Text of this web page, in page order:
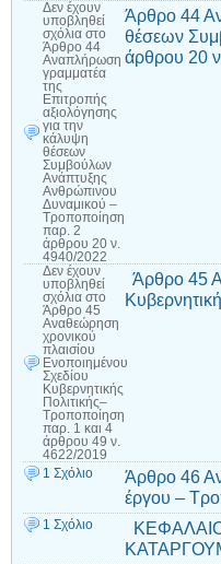
Δεν έχουν
υποβληθεί
σχόλια στο
Άρθρο 44
Αναπλήρωση
γραμματέα
της
Επιτροπής
αξιολόγησης
για την
κάλυψη
θέσεων
Συμβούλων
Ανάπτυξης
Ανθρώπινου
Δυναμικού –
Τροποποίηση
παρ. 2
άρθρου 20 ν.
4940/2022
Άρθρο 44
θέσεων
άρθρου 20
Δεν έχουν
υποβληθεί
σχόλια στο
Άρθρο 45
Αναθεώρηση
χρονικού
πλαισίου
Ενοποιημένου
Σχεδίου
Κυβερνητικής
Πολιτικής–
Τροποποίηση
παρ. 1 και 4
άρθρου 49 ν.
4622/2019
Άρθρο 45
1 Σχόλιο
Άρθρο 46
έργου –
1 Σχόλιο